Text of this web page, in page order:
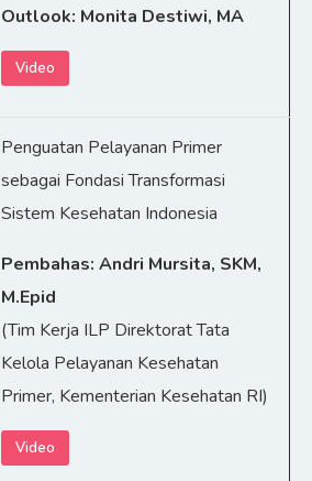
Outlook: Monita Destiwi, MA
Video
Penguatan Pelayanan Primer
sebagai Fondasi Transformasi
Sistem Kesehatan Indonesia
Pembahas: Andri Mursita, SKM,
M.Epid
(Tim Kerja ILP Direktorat Tata
Kelola Pelayanan Kesehatan
Primer, Kementerian Kesehatan RI)
Video